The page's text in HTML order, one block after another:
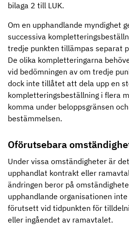
bilaga 2 till LUK.
Om en upphandlande myndighet
successiva
tredje punkten tillämpas separat
De olika kompletteringarna
vid bedömningen av om tredje
dock inte tillåtet att dela upp en
kompletteringsbeställning i flera
komma under beloppsgränsen
bestämmelsen.
Oförutsebara
Under vissa omständigheter är
upphandlat kontrakt eller
ändringen beror på
upphandlande organisationen
förutsett vid tidpunkten för
eller ingåendet av ramavtalet.